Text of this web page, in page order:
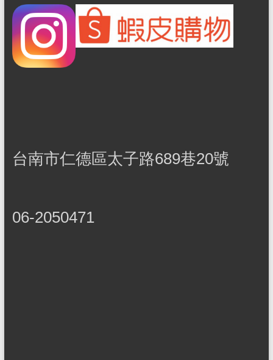
台南市仁德區太子路689巷20號
06-2050471